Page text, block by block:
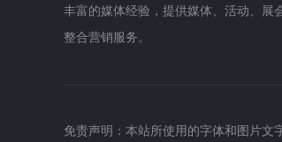
丰富的媒体经验，提供媒体、活动、展
整合营销服务。
免责声明：本站所使用的字体和图片